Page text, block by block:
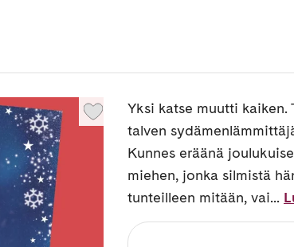
Yksi katse muutti kaiken.
talven
Kunnes eräänä
miehen, jonka silmistä
tunteilleen mitään, vai...